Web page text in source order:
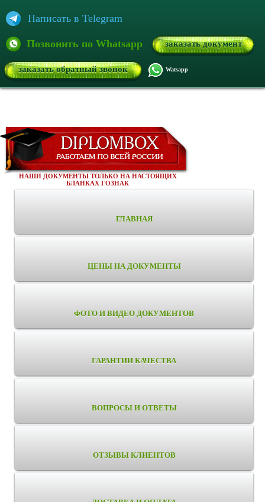
Написать в Telegram
Позвонить по Whatsapp заказать документ
заказать обратный звонок Watsapp
НАШИ ДОКУМЕНТЫ ТОЛЬКО НА НАСТОЯЩИХ
БЛАНКАХ ГОЗНАК
ГЛАВНАЯ
ЦЕНЫ НА ДОКУМЕНТЫ
ФОТО И ВИДЕО ДОКУМЕНТОВ
ГАРАНТИИ КАЧЕСТВА
ВОПРОСЫ И ОТВЕТЫ
ОТЗЫВЫ КЛИЕНТОВ